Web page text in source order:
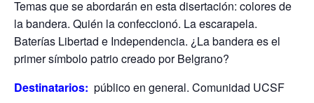
Temas que se abordarán en esta disertación: colores de
la bandera. Quién la confeccionó. La escarapela.
Baterías Libertad e Independencia. ¿La bandera es el
primer símbolo patrio creado por Belgrano?
Destinatarios: público en general. Comunidad UCSF